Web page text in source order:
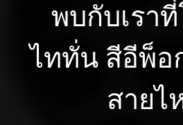
พบกับเรา
ไททั่น สีอีพ็อ
สายไ